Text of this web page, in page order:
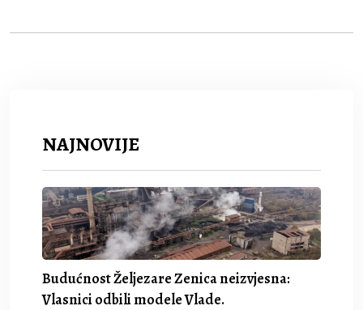
NAJNOVIJE
Budućnost Željezare Zenica neizvjesna:
Vlasnici odbili modele Vlade.